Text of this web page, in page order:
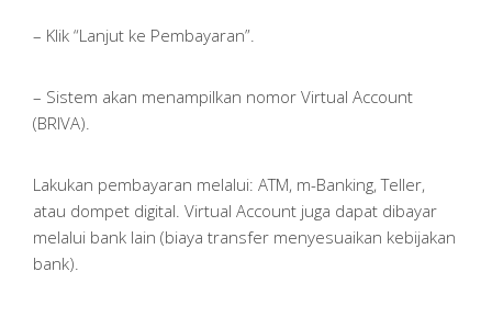
– Klik “Lanjut ke Pembayaran”.
– Sistem akan menampilkan nomor Virtual Account
(BRIVA).
Lakukan pembayaran melalui: ATM, m-Banking, Teller,
atau dompet digital. Virtual Account juga dapat dibayar
melalui bank lain (biaya transfer menyesuaikan kebijakan
bank).